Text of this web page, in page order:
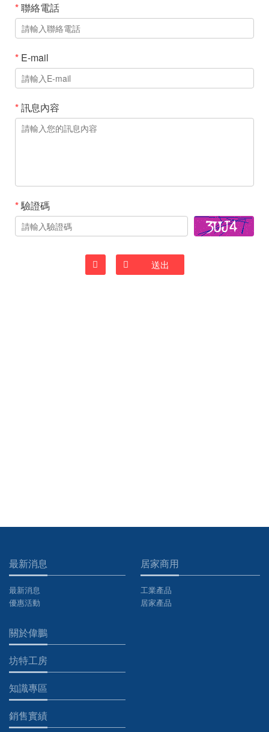
*聯絡電話
* E-mail
*訊息內容
*驗證碼
清除 送出
最新消息
最新消息
優惠活動
居家商用
工業產品
居家產品
關於偉鵬
坊特工房
知識專區
銷售實績